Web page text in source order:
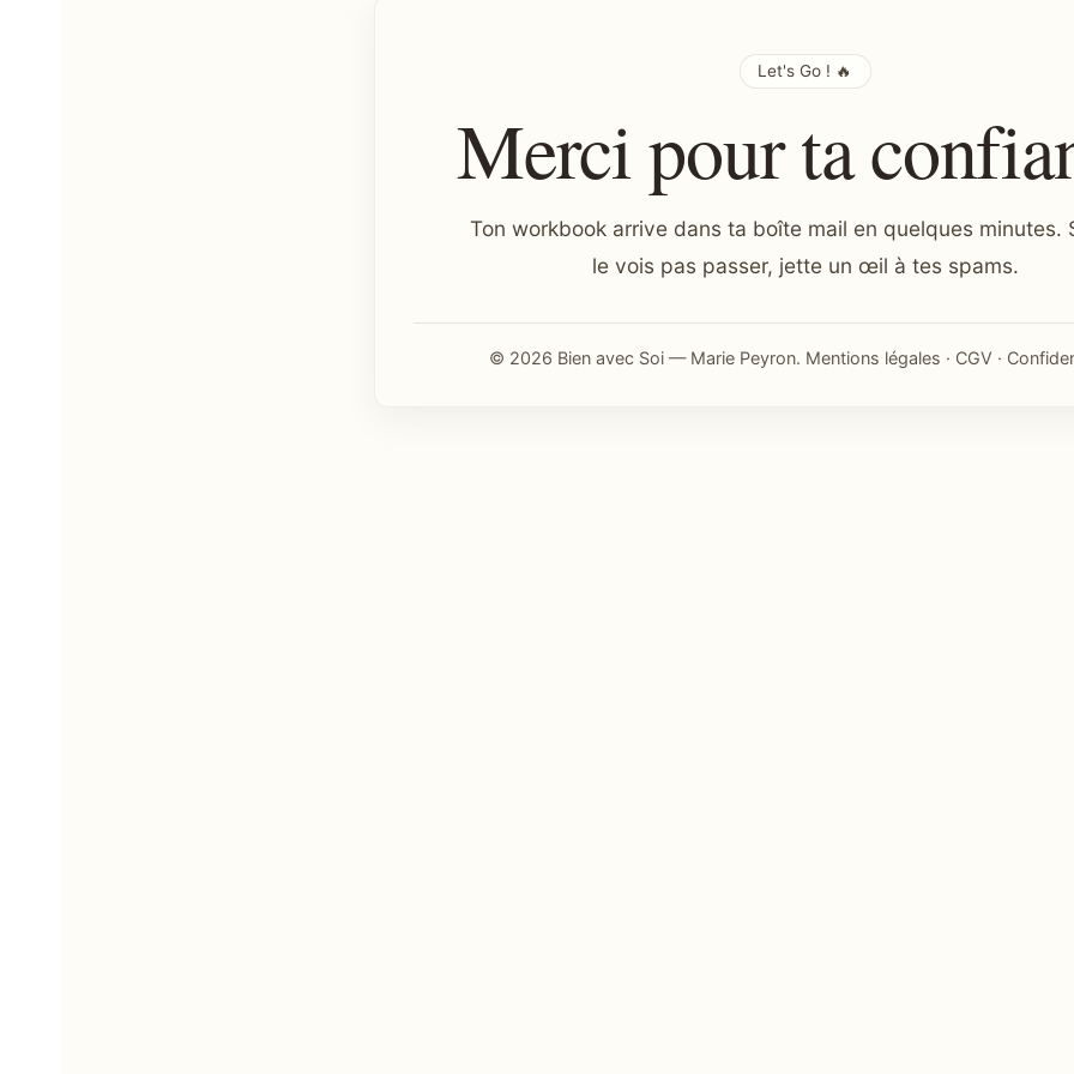
Let's Go ! 🔥
Merci pour ta
Ton workbook arrive dans ta boîte mail en quelques minutes.
le vois pas passer, jette un œil à tes spams.
© 2026 Bien avec Soi — Marie Peyron. Mentions légales · CGV ·